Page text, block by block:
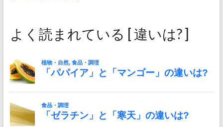
よく読まれている [ 違いは? ]